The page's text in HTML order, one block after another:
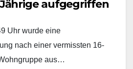
Jährige aufgegriffen
Uhr wurde eine
nach einer vermissten 16-
aus…